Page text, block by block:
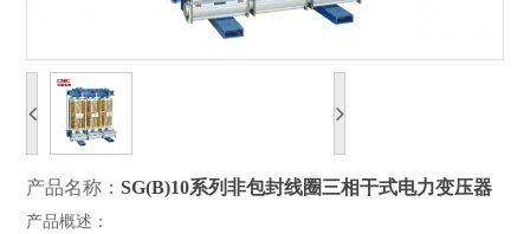
产品名称：SG(B)10系列非包封线圈三相干式电力变压器
产品概述：